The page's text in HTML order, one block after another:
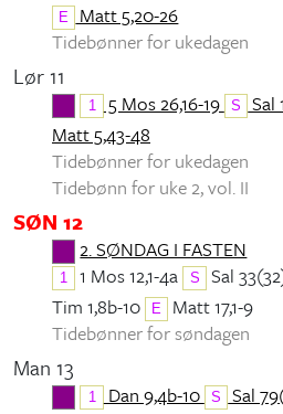
E
Matt 5,20-26
Tidebønner for ukedagen
Lør 11
1 5 Mos 26,16-19 S Sal
Matt 5,43-48
Tidebønner for ukedagen
Tidebønn for uke 2, vol. II
SØN 12
2. SØNDAG I FASTEN
1 1 Mos 12,1-4a S Sal
Tim 1,8b-10
E
Matt 17,1-9
Tidebønner for søndagen
Man 13
1 Dan 9,4b-10 S Sal